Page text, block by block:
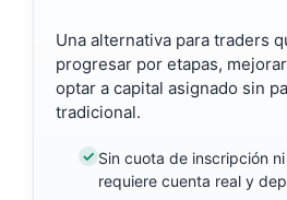
Una alternativa para traders
progresar por etapas,
optar a capital asignado sin
tradicional.
Sin cuota de inscripción
requiere cuenta real y